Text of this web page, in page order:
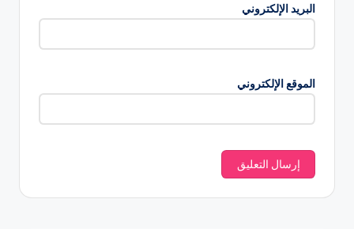
البريد الإلكتروني
الموقع الإلكتروني